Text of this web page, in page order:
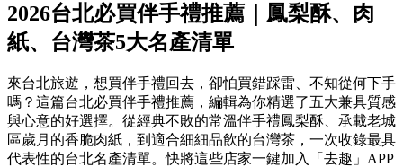
2026台北必買伴手禮推薦｜鳳梨酥、肉
紙、台灣茶5大名產清單
來台北旅遊，想買伴手禮回去，卻怕買錯踩雷、不知從何下手
嗎？這篇台北必買伴手禮推薦，編輯為你精選了五大兼具質感
與心意的好選擇。從經典不敗的常溫伴手禮鳳梨酥、承載老城
區歲月的香脆肉紙，到適合細細品飲的台灣茶，一次收錄最具
代表性的台北名產清單。快將這些店家一鍵加入「去趣」APP